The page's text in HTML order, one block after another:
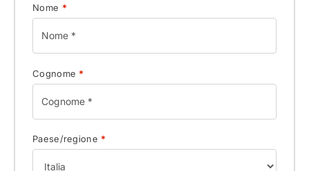
Nome *
Cognome *
Paese/regione *